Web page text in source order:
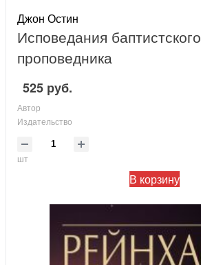
Джон Остин
Исповедания баптистского
проповедника
525 руб.
Автор
Издательство
шт
В корзину